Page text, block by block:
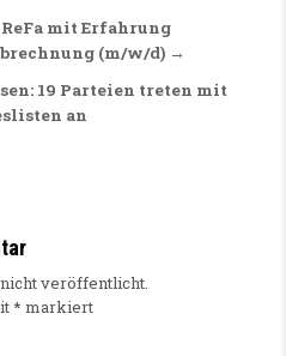
mit Erfahrung
(m/w/d) →
19 Parteien treten mit
an
veröffentlicht.
* markiert